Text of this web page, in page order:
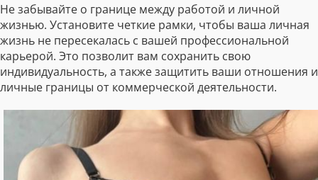
Не забывайте о границе между работой и личной
жизнью. Установите четкие рамки, чтобы ваша личная
жизнь не пересекалась с вашей профессиональной
карьерой. Это позволит вам сохранить свою
индивидуальность, а также защитить ваши отношения и
личные границы от коммерческой деятельности.